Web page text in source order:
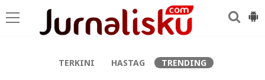
TERKINI HASTAG TRENDING